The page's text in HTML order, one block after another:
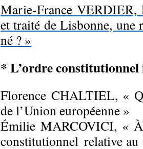
Marie-France
et traité de Lisbonne,
né ? »
* L’ordre
Florence CHALTIEL, «
de l’Union européenne »
Émilie MARCOVICI, «
constitutionnel relative